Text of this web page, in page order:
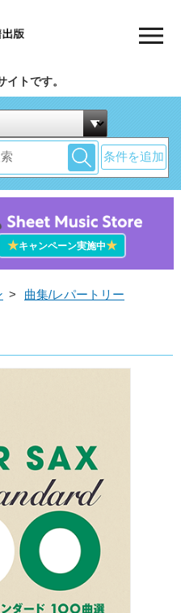
トです。
条件を追加
★キャンペーン実施中★
> 曲集/レパートリー